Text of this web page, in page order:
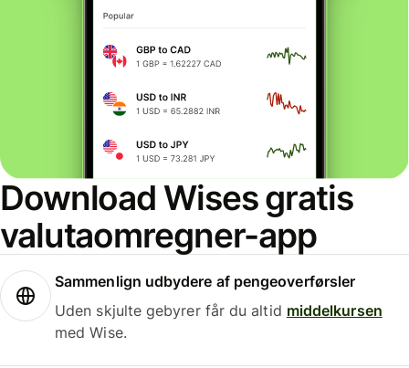
Download Wises gratis
valutaomregner-app
Sammenlign udbydere af pengeoverførsler
Uden skjulte gebyrer får du altid middelkursen
med Wise.